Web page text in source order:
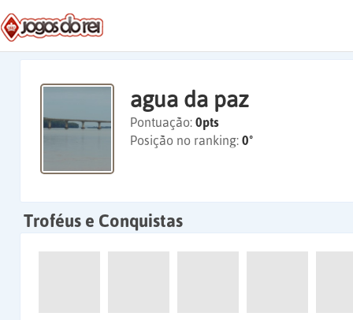
agua da paz
Pontuação: 0pts
Posição no ranking: 0º
Troféus e Conquistas